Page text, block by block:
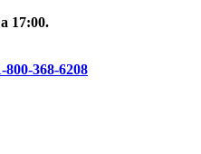
a 17:00.
800-368-6208